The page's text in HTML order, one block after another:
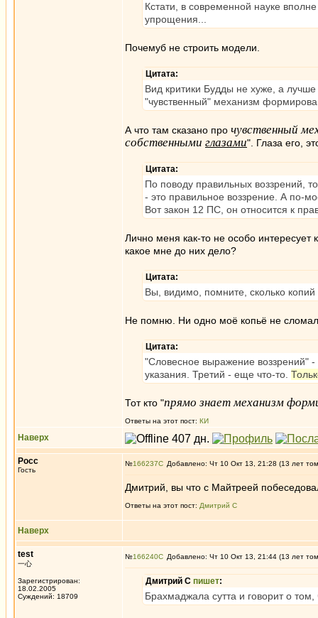
Кстати, в современной науке
упрощения...
Почемуб не строить модели.
Цитата:
Вид критики Будды не хуже, а
"чувственный" механизм
А что там сказано про чувственный
собственными глазами". Глаза его,
Цитата:
По поводу правильных воззрений,
- это правильное воззрение. А по-
Вот закон 12 ПС, он относится к
Лично меня как-то не особо интересует
какое мне до них дело?
Цитата:
Вы, видимо, помните, сколько
Не помню. Ни одно моё копьё не
Цитата:
"Словесное выражение воззрений" -
указания. Третий - еще что-то.
Тот кто "прямо знает механизм
Ответы на этот пост: КИ
Наверх
Росс
Гость
№166237 Добавлено: Чт 10 Окт 13, 21:28 (13 лет
Дмитрий, вы что с Майтреей
Ответы на этот пост: Дмитрий С
Наверх
test
一心
Зарегистрирован:
18.02.2005
Суждений: 18709
№166240 Добавлено: Чт 10 Окт 13, 21:44 (13 лет
Дмитрий С пишет:
Брахмаджала сутта и говорит о